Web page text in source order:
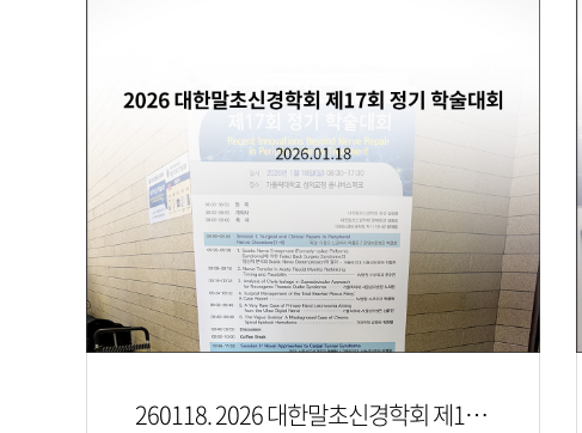
260118. 2026 대한말초신경학회 제17회 정기 학술대회